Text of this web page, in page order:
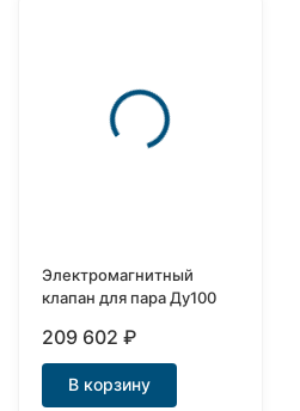
Электромагнитный
клапан для пара Ду100
209 602₽
В корзину